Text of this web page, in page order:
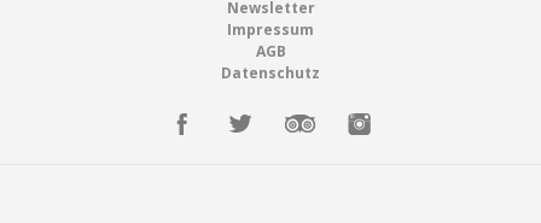
Newsletter
Impressum
AGB
Datenschutz